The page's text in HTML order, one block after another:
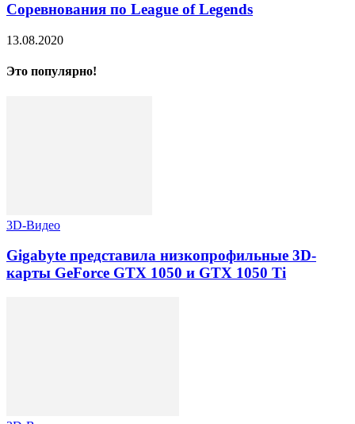
Соревнования по League of Legends
13.08.2020
Это популярно!
3D-Видео
Gigabyte представила низкопрофильные 3D-
карты GeForce GTX 1050 и GTX 1050 Ti